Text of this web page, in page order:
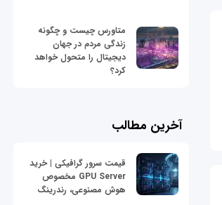
متاورس چیست و چگونه
زندگی مردم در جهان
دیجیتال را متحول خواهد
کرد؟
آخرین مطالب
قیمت سرور گرافیکی | خرید
GPU Server مخصوص
هوش مصنوعی، رندرینگ